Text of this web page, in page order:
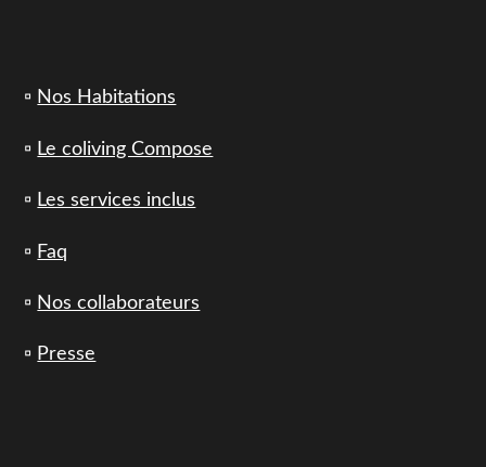
▫️ Nos Habitations
▫️ Le coliving Compose
▫️ Les services inclus
▫️ Faq
▫️ Nos collaborateurs
▫️ Presse